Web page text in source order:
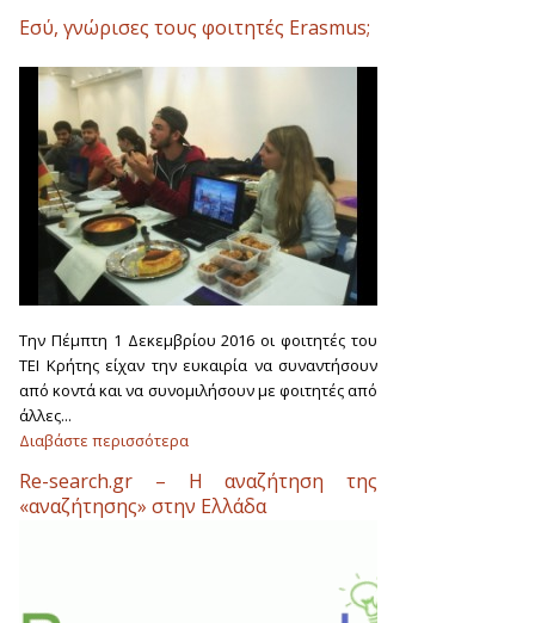
Εσύ, γνώρισες τους φοιτητές Erasmus;
Την Πέμπτη 1 Δεκεμβρίου 2016 οι φοιτητές του
ΤΕΙ Κρήτης είχαν την ευκαιρία να συναντήσουν
από κοντά και να συνομιλήσουν με φοιτητές από
άλλες...
Διαβάστε περισσότερα
Re-search.gr – Η αναζήτηση της
«αναζήτησης» στην Ελλάδα